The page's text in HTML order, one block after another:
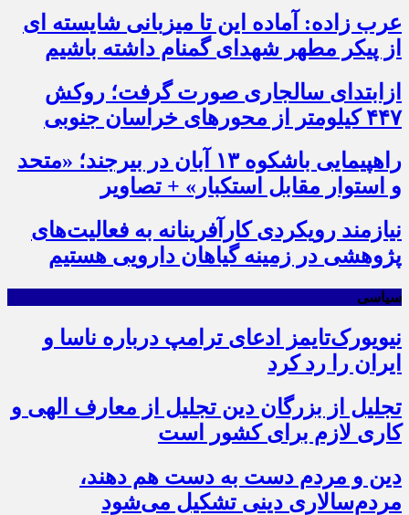
عرب زاده: آماده این تا میزبانی شایسته ای
از پیکر مطهر شهدای گمنام داشته باشیم
ازابتدای سالجاری صورت گرفت؛ روکش
۴۴۷ کیلومتر از محورهای خراسان جنوبی
راهپیمایی باشکوه ۱۳ آبان در بیرجند؛ «متحد
و استوار مقابل استکبار» + تصاویر
نیازمند رویکردی کارآفرینانه به فعالیت‌های
پژوهشی در زمینه گیاهان دارویی هستیم
سیاسی
نیویورک‌تایمز ادعای ترامپ درباره ناسا و
ایران را رد کرد
تجلیل از بزرگان دین تجلیل از معارف الهی و
کاری لازم برای کشور است
دین و مردم دست به‌ دست هم دهند،
مردم‌سالاری دینی تشکیل می‌شود